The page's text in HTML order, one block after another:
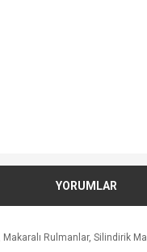
YORUMLAR
Rulmanlar, Silindirik